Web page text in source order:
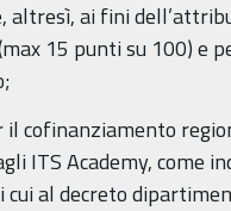
ai fini
15 punti su 100) e
il cofinanziamento
ITS Academy, come
cui al decreto